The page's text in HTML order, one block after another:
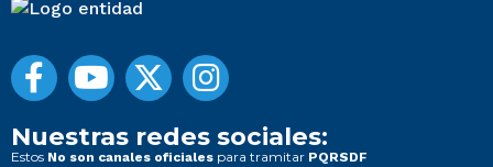
Nuestras redes sociales:
Estos No son canales oficiales para tramitar PQRSDF